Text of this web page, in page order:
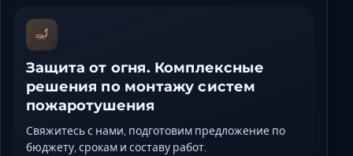
Защита от огня. Комплексные
решения по монтажу систем
пожаротушения
Свяжитесь с нами, подготовим предложение по
бюджету, срокам и составу работ.